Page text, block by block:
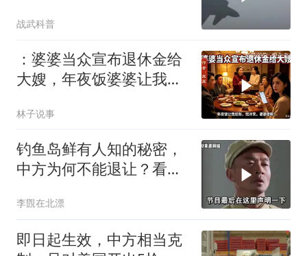
住了
战武科普
：婆婆当众宣布退休金给
大嫂，年夜饭婆婆让我结
林子说事
钓鱼岛鲜有人知的秘密，
中方为何不能退让？看完
李覴在北漂
即日起生效，中方相当克